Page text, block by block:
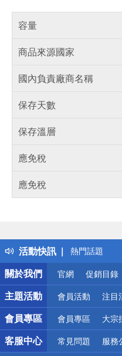
容量
商品來源國家
國內負責廠商名稱
保存天數
保存溫層
應免稅
應免稅
活動快訊
得獎公告
熱門話題
銀行優惠
偏遠地區配送
詐騙網頁！
關於我們
官網 促銷目錄
主題活動 會員活動 注目
會員專區 會員專區 大宗
客服中心 常見問題 服務